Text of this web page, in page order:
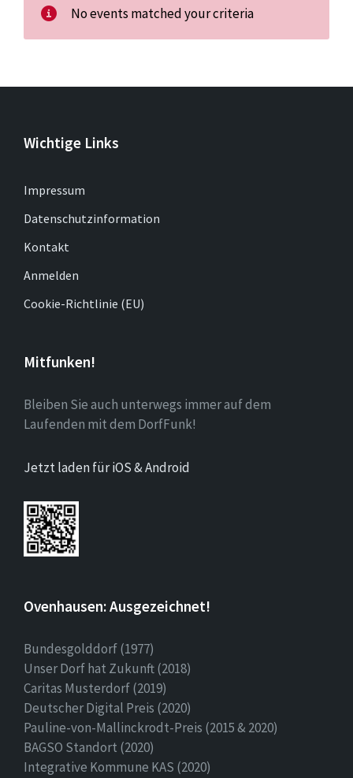
No events matched your criteria
Wichtige Links
Impressum
Datenschutzinformation
Kontakt
Anmelden
Cookie-Richtlinie (EU)
Mitfunken!
Bleiben Sie auch unterwegs immer auf dem
Laufenden mit dem DorfFunk!
Jetzt laden für iOS & Android
Ovenhausen: Ausgezeichnet!
Bundesgolddorf (1977)
Unser Dorf hat Zukunft (2018)
Caritas Musterdorf (2019)
Deutscher Digital Preis (2020)
Pauline-von-Mallinckrodt-Preis (2015 & 2020)
BAGSO Standort (2020)
Integrative Kommune KAS (2020)